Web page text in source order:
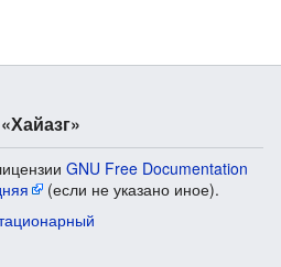
GNU Free Documentation
(если не указано иное).